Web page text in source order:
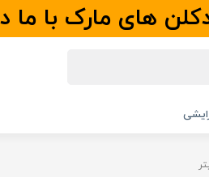
های مارک با ما